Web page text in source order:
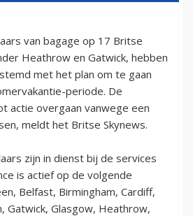
van bagage op 17 Britse
Heathrow en Gatwick, hebben
met het plan om te gaan
periode. De
actie overgaan vanwege een
meldt het Britse Skynews.
zijn in dienst bij de services
is actief op de volgende
Belfast, Birmingham, Cardiff,
Gatwick, Glasgow, Heathrow,